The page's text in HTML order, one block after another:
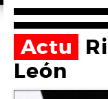
Actu
León